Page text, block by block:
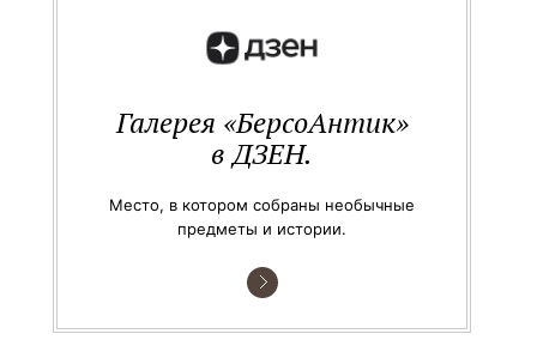
Галерея «БерсоАнтик»
в ДЗЕН.
Место, в котором собраны необычные
предметы и истории.